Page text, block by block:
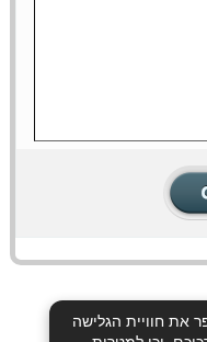
את חוויית הגלישה